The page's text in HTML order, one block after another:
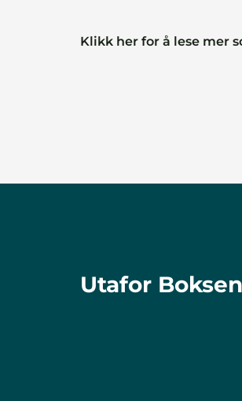
Klikk her for å lese mer
Utafor